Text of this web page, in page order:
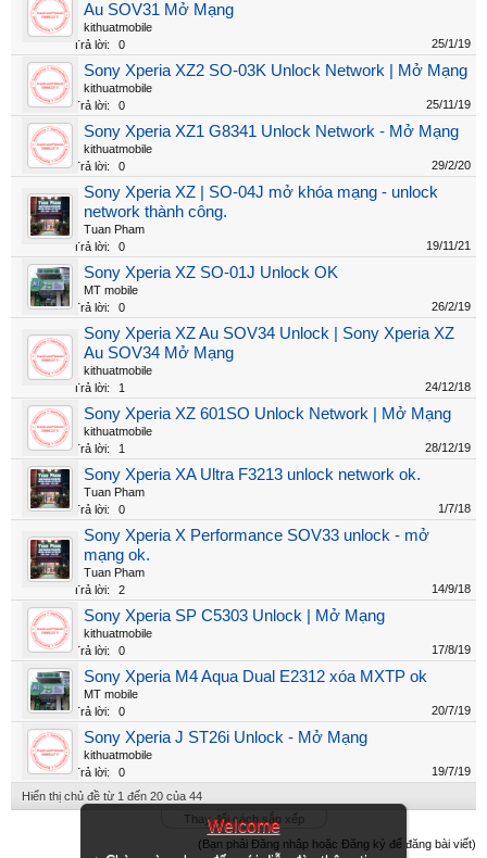
Welcome
Au SOV31 Mở Mạng
kithuatmobile
Trả lời:
0 25/1/19
Sony Xperia XZ2 SO-03K Unlock Network | Mở Mạng
kithuatmobile
Trả lời:
0 25/11/19
Sony Xperia XZ1 G8341 Unlock Network - Mở Mạng
kithuatmobile
Trả lời:
0 29/2/20
Sony Xperia XZ | SO-04J mở khóa mạng - unlock
network thành công.
Tuan Pham
Trả lời:
0 19/11/21
Sony Xperia XZ SO-01J Unlock OK
MT mobile
Trả lời:
0 26/2/19
Sony Xperia XZ Au SOV34 Unlock | Sony Xperia XZ
Au SOV34 Mở Mạng
kithuatmobile
Trả lời:
1 24/12/18
Sony Xperia XZ 601SO Unlock Network | Mở Mạng
kithuatmobile
Trả lời:
1 28/12/19
Sony Xperia XA Ultra F3213 unlock network ok.
Tuan Pham
Trả lời:
0 1/7/18
Sony Xperia X Performance SOV33 unlock - mở
mạng ok.
Tuan Pham
Trả lời:
2 14/9/18
Sony Xperia SP C5303 Unlock | Mở Mạng
kithuatmobile
Trả lời:
0 17/8/19
Sony Xperia M4 Aqua Dual E2312 xóa MXTP ok
MT mobile
Trả lời:
0 20/7/19
Sony Xperia J ST26i Unlock - Mở Mạng
kithuatmobile
Trả lời:
0
19/7/19
Hiển thị chủ đề từ 1 đến 20 của 44
Thay đổi cách sắp xếp
(Bạn phải Đăng nhập hoặc Đăng ký để đăng bài viết)